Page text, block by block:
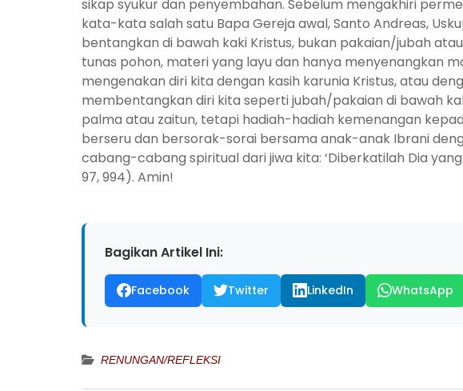
sikap syukur dan penyembahan. Sebelum mengakhiri
kata-kata salah satu Bapa Gereja awal, Santo Andreas,
bentangkan di bawah kaki Kristus, bukan pakaian/jubah
tunas pohon, materi yang layu dan hanya menyenangkan
mengenakan diri kita dengan kasih karunia Kristus, atau
membentangkan diri kita seperti jubah/pakaian di bawah
palma atau zaitun, tetapi hadiah-hadiah kemenangan
berseru dan bersorak-sorai bersama anak-anak Ibrani
cabang-cabang spiritual dari jiwa kita: ‘Diberkatilah Dia
97, 994). Amin!
Bagikan Artikel Ini:
Facebook Twitter LinkedIn WhatsApp
RENUNGAN/REFLEKSI